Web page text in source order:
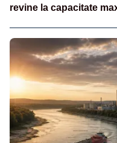
revine la capacitate